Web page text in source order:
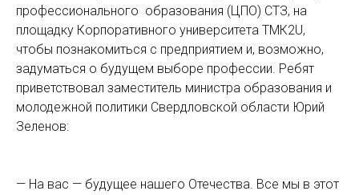
профессионального образования (ЦПО) СТЗ, на
площадку Корпоративного университета ТМК2U,
чтобы познакомиться с предприятием и, возможно,
задуматься о будущем выборе профессии. Ребят
приветствовал заместитель министра образования и
молодежной политики Свердловской области Юрий
Зеленов:
— На вас — будущее нашего Отечества. Все мы в этот